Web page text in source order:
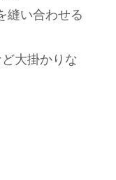
縫い合わせる
大掛かりな